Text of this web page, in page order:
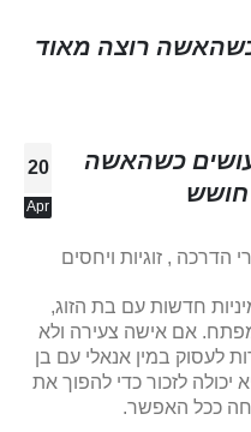
רוצה מאוד
20
Apr
כשהאשה
חושש
הדרכה ,זוגיות ויחסים
חדשות עם בת הזוג,
אם אישה צעירה ולא
לעסוק במין אנאלי עם בן
יכולה לזכור כדי להפוך את
ככל האפשר.